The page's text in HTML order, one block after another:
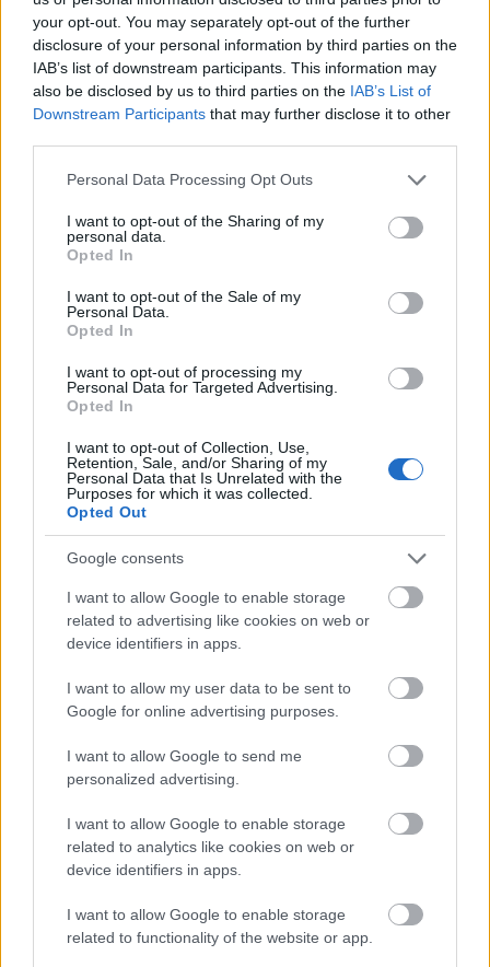
your opt-out. You may separately opt-out of the further
disclosure of your personal information by third parties on the
IAB’s list of downstream participants. This information may
also be disclosed by us to third parties on the IAB’s List of
Downstream Participants that may further disclose it to other
Please note that this website/app uses one or more Google
not limited to your visit or usage behaviour. You may click to
grant or deny consent to Google and its third-party tags to
use your data for below specified purposes in below Google
consent section.
Personal Data Processing Opt Outs
I want to opt-out of the Sharing of my
personal data.
Opted In
I want to opt-out of the Sale of my
Personal Data.
Opted In
I want to opt-out of processing my
Personal Data for Targeted Advertising.
Opted In
I want to opt-out of Collection, Use,
Retention, Sale, and/or Sharing of my
Personal Data that Is Unrelated with the
Purposes for which it was collected.
Opted Out
Google consents
I want to allow Google to enable storage
related to advertising like cookies on web or
device identifiers in apps.
I want to allow my user data to be sent to
Google for online advertising purposes.
I want to allow Google to send me
personalized advertising.
I want to allow Google to enable storage
related to analytics like cookies on web or
device identifiers in apps.
I want to allow Google to enable storage
related to functionality of the website or app.
főnök a Wu-Tang üzleti részét intézi, márpedig neki
ez is fontos szempont.
AZ ÚJ LEMEZ UGYAN NEM LETT MEG A TAVALYI
JUBILEUMI ÉVBEN, OL' DIRTY BASTARD VISZONT
Mindenesetre a hatodik album készül nélküle is,
a Wu-Tang Clan honlapján elő is lehet
rendelni
Ugyanitt megvásárolható az első kislemezdal, a
90-es évek hiphop hangzását idéző zenei alapját
Mathematicsadta, a klánból
Cappadonna
szócsatát, vendégénekesként pedig egy bizonyos
Nathanielis közreműködik benne.Calling all G's
íme a lehengerlően oldschool új Wu-Tang Clan-